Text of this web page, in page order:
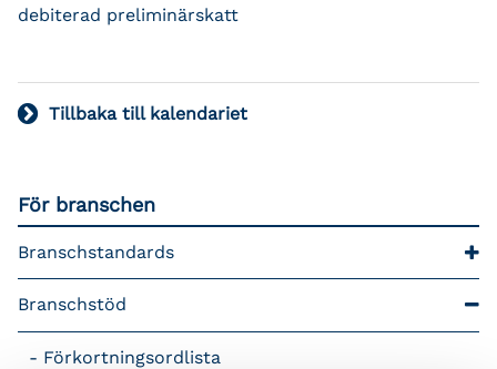
debiterad preliminärskatt
Tillbaka till kalendariet
För branschen
Branschstandards
Branschstöd
Förkortningsordlista